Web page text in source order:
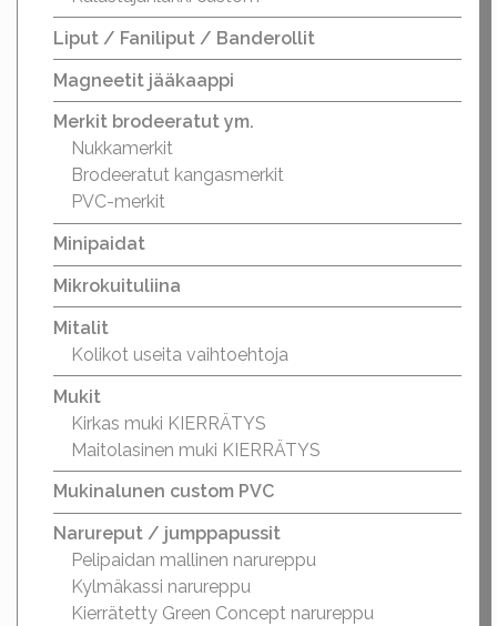
Liput / Faniliput / Banderollit
Magneetit jääkaappi
Merkit brodeeratut ym.
Nukkamerkit
Brodeeratut kangasmerkit
PVC-merkit
Minipaidat
Mikrokuituliina
Mitalit
Kolikot useita vaihtoehtoja
Mukit
Kirkas muki KIERRÄTYS
Maitolasinen muki KIERRÄTYS
Mukinalunen custom PVC
Narureput / jumppapussit
Pelipaidan mallinen narureppu
Kylmäkassi narureppu
Kierrätetty Green Concept narureppu